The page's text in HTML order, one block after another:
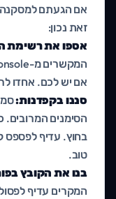
אם הגעתם למסקנה
זאת נכון:
אספו את רשימת
אם יש לכם. אחדו
סננו בקפדנות:
הסימנים המרובים.
בחוץ. עדיף לפספס
טוב.
בנו את הקובץ
המקרים עדיף